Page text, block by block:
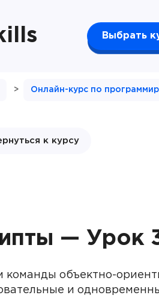
Выбрать
> Онлайн-курс по
к курсу
— Урок
команды объектно-
и